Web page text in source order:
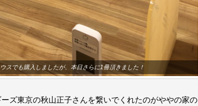
スでも購入しましたが、本日さらに1冊頂きました！
ズ東京の秋山正子さんを繋いでくれたのがややの家の